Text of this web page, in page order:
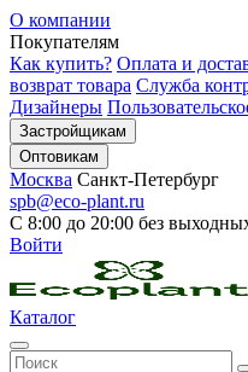
О компании
Покупателям
Как купить? Оплата и
возврат товара Служба
Дизайнеры
Застройщикам
Оптовикам
Москва Санкт-Петербург
spb@eco-plant.ru
С 8:00 до 20:00 без
Войти
Каталог